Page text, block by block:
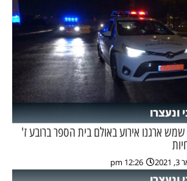
ונעצרו
שמש ארגנו אירוע באולם בית הספר ברובע ז'
12:26 pm